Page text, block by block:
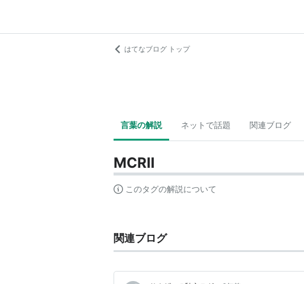
はてなブログ トップ
言葉の解説 ネットで話題 関連ブログ
MCRⅡ
このタグの解説について
関連ブログ